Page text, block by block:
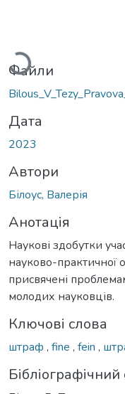
Файли
Дата
2023
Автори
Білоус, Валерія
Анотація
Наукові здобутки
науково-
присвячені
молодих науковців.
Ключові слова
штраф , fine , fein ,